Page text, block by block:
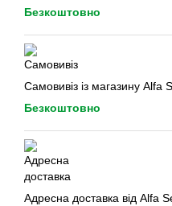
Безкоштовно
Самовивіз із магазину Alfa
Безкоштовно
Адресна доставка від Alfa